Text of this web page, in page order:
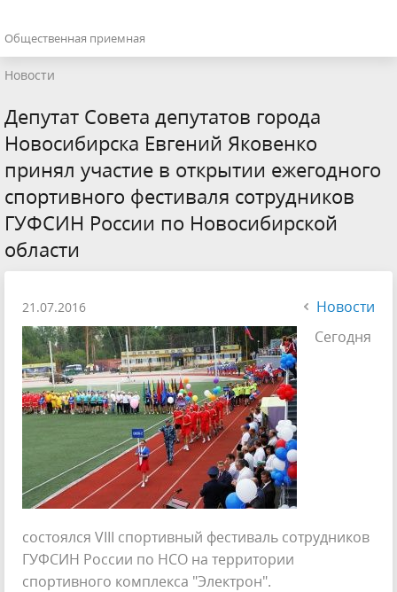
Общественная приемная
Новости
Депутат Совета депутатов города
Новосибирска Евгений Яковенко
принял участие в открытии ежегодного
спортивного фестиваля сотрудников
ГУФСИН России по Новосибирской
области
21.07.2016
Новости
Сегодня
состоялся VIII спортивный фестиваль сотрудников
ГУФСИН России по НСО на территории
спортивного комплекса "Электрон".